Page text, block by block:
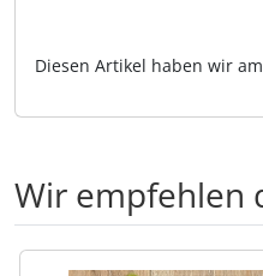
Diesen Artikel haben wir
Wir empfehlen
Es folgt ein Produktslider -